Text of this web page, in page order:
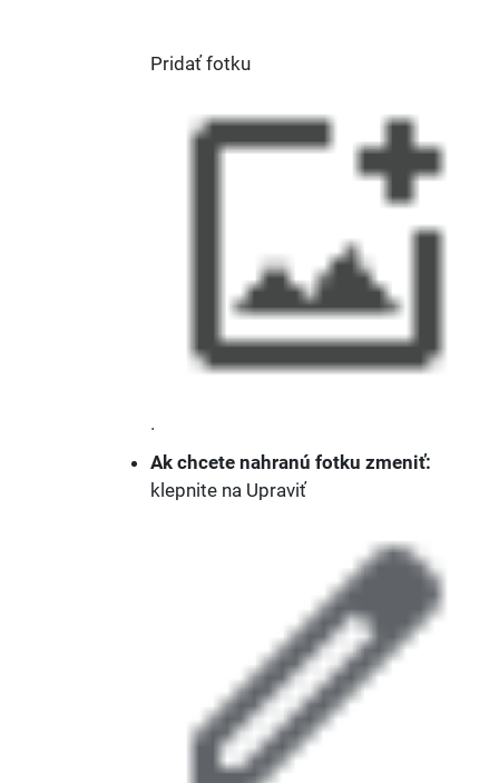
Pridať fotku
.
Ak chcete nahranú fotku zmeniť:
klepnite na Upraviť